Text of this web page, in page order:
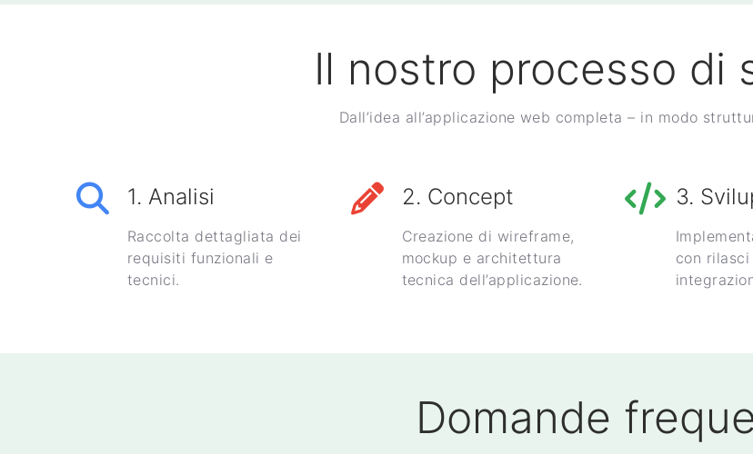
Il nostro processo di
Dall’idea all’applicazione web completa – in modo
1. Analisi
Raccolta dettagliata dei
requisiti funzionali e
tecnici.
2. Concept
Creazione di wireframe,
mockup e architettura
tecnica dell’applicazione.
3.
con
Domande